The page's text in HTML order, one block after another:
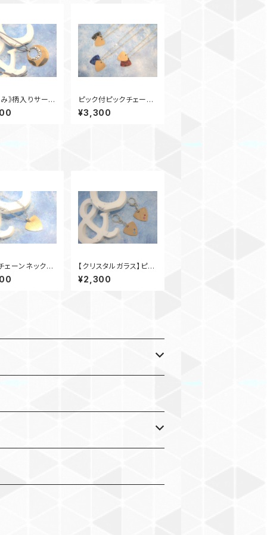
》柄入りサーク
ネックレス(ブ
ピック付ピックチェーン
ネックレス
¥3,300
ェーンネックレ
【クリスタルガラス】ピッ
クキーホルダー
¥2,300